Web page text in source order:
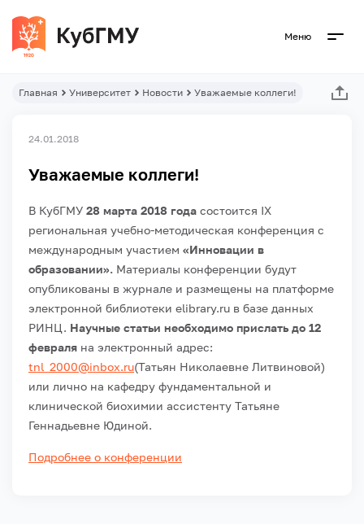
Меню
Главная Университет Новости Уважаемые коллеги!
24.01.2018
Уважаемые коллеги!
В КубГМУ 28 марта 2018 года состоится IX
региональная учебно-методическая конференция с
международным участием «Инновации в
образовании». Материалы конференции будут
опубликованы в журнале и размещены на платформе
электронной библиотеки elibrary.ru в базе данных
РИНЦ. Научные статьи необходимо прислать до 12
февраля на электронный адрес:
tnl_2000@inbox.ru(Татьян Николаевне Литвиновой)
или лично на кафедру фундаментальной и
клинической биохимии ассистенту Татьяне
Геннадьевне Юдиной.
Подробнее о конференции